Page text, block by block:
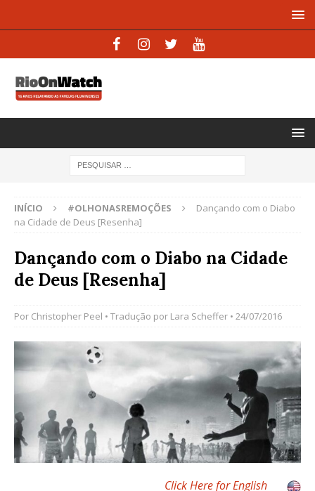
INÍCIO #OLHONASREMOÇÕES
Dançando com o Diabo
na Cidade de Deus [Resenha]
Dançando com o Diabo na Cidade
de Deus [Resenha]
Por Christopher Peel • Tradução por Lara Scheffer • 24/07/2016
Click Here for English